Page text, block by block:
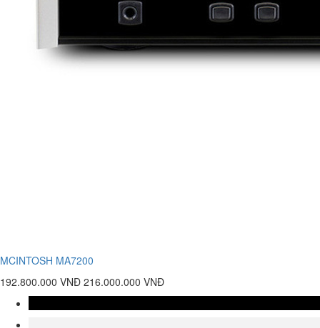
MCINTOSH MA7200
192.800.000 VNĐ 216.000.000 VNĐ